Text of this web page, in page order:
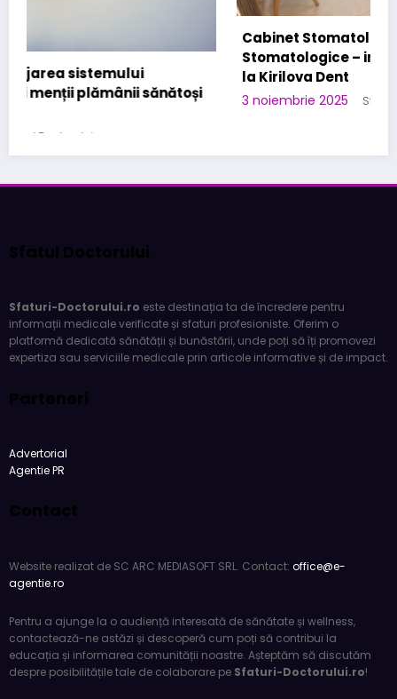
Cabinet Stomatologic specializat in Urgente
Stomatologice – interventii rapide in Bucuresti
la Kirilova Dent
3 noiembrie 2025 Sfatul Doctorului
Sfatul Doctorului
informații medicale verificate și sfaturi profesioniste. Oferim o
platformă dedicată sănătății și bunăstării, unde poți să îți promovezi
expertiza sau serviciile medicale prin articole informative și de impact.
Parteneri
Agentie PR
agentie.ro
contactează-ne astăzi și descoperă cum poți să contribui la
educația și informarea comunității noastre. Așteptăm să discutăm
despre posibilitățile tale de colaborare peSfaturi-Doctorului.ro !